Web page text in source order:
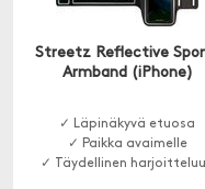
Streetz Reflective
Armband (iPhone)
✓ Läpinäkyvä etuosa
✓ Paikka avaimelle
✓ Täydellinen